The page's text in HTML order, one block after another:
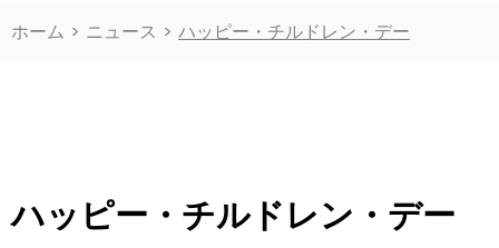
ホーム > ニュース > ハッピー・チルドレン・デー
ハッピー・チルドレン・デー